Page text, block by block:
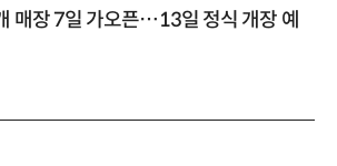
매장 7일 가오픈…13일 정식 개장 예